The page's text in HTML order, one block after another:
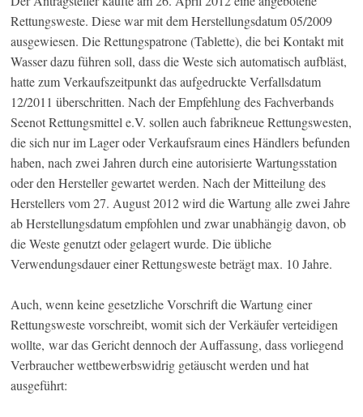
Rettungsweste. Diese war mit dem Herstellungsdatum 05/2009
ausgewiesen. Die Rettungspatrone (Tablette), die bei Kontakt mit
Wasser dazu führen soll, dass die Weste sich automatisch aufbläst,
hatte zum Verkaufszeitpunkt das aufgedruckte Verfallsdatum
12/2011 überschritten. Nach der Empfehlung des Fachverbands
Seenot Rettungsmittel e.V. sollen auch fabrikneue Rettungswesten,
die sich nur im Lager oder Verkaufsraum eines Händlers befunden
haben, nach zwei Jahren durch eine autorisierte Wartungsstation
oder den Hersteller gewartet werden. Nach der Mitteilung des
Herstellers vom 27. August 2012 wird die Wartung alle zwei Jahre
ab Herstellungsdatum empfohlen und zwar unabhängig davon, ob
die Weste genutzt oder gelagert wurde. Die übliche
Verwendungsdauer einer Rettungsweste beträgt max. 10 Jahre.
Auch, wenn keine gesetzliche Vorschrift die Wartung einer
Rettungsweste vorschreibt, womit sich der Verkäufer verteidigen
wollte, war das Gericht dennoch der Auffassung, dass vorliegend
Verbraucher wettbewerbswidrig getäuscht werden und hat
ausgeführt: